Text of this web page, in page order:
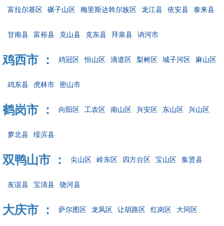
富拉尔基区 碾子山区 梅里斯达斡尔族区 龙江县 依安县 泰来县
甘南县 富裕县 克山县 克东县 拜泉县 讷河市
鸡西市 ： 鸡冠区 恒山区 滴道区 梨树区 城子河区 麻山区
鸡东县 虎林市 密山市
鹤岗市 ： 向阳区 工农区 南山区 兴安区 东山区 兴山区
萝北县 绥滨县
双鸭山市 ： 尖山区 岭东区 四方台区 宝山区 集贤县
友谊县 宝清县 饶河县
大庆市 ： 萨尔图区 龙凤区 让胡路区 红岗区 大同区